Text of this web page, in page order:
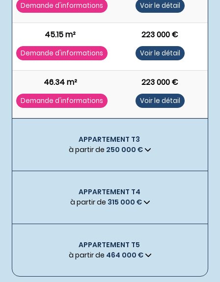
Demande d'informations Voir le détail
45.15 m² 223 000 €
Demande d'informations Voir le détail
46.34 m² 223 000 €
Demande d'informations Voir le détail
APPARTEMENT T3
à partir de 250 000 €
APPARTEMENT T4
à partir de 315 000 €
APPARTEMENT T5
à partir de 464 000 €